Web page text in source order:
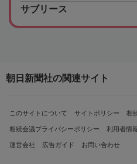
サブリース
朝日新聞社の関連サイト
このサイトについて サイトポリシー 相
相続会議プライバシーポリシー 利用者情
運営会社 広告ガイド お問い合わせ